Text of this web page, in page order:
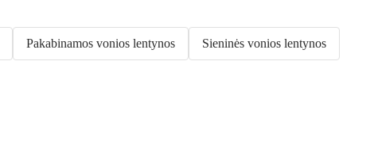
Pakabinamos vonios lentynos Sieninės vonios lentynos